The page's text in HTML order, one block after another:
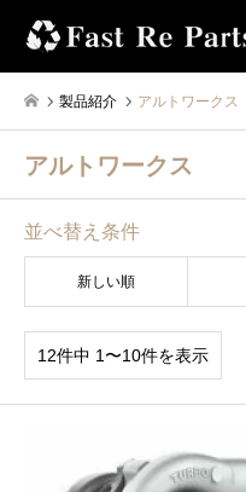
製品紹介 アルトワークス
アルトワークス
並べ替え条件
新しい順
12件中 1〜10件を表示